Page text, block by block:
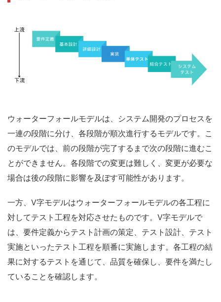
ウォーターフォールモデルは、システム開発のプロセスを
一連の段階に分け、各段階が順次進行するモデルです。こ
のモデルでは、前の段階が完了するまで次の段階に進むこ
とができません。各段階での変更は難しく、変更が必要な
場合は後の段階に影響を及ぼす可能性があります。
一方、V字モデルはウォーターフォールモデルの各工程に
対してテスト工程を対応させたものです。V字モデルで
は、要件定義からテスト計画の策定、テスト設計、テスト
実施といったテスト工程を順番に実施します。各工程の結
果に対するテストを通じて、品質を確保し、要件を満たし
ていることを確認します。